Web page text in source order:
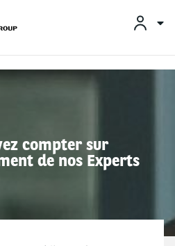
compter sur
de nos Experts